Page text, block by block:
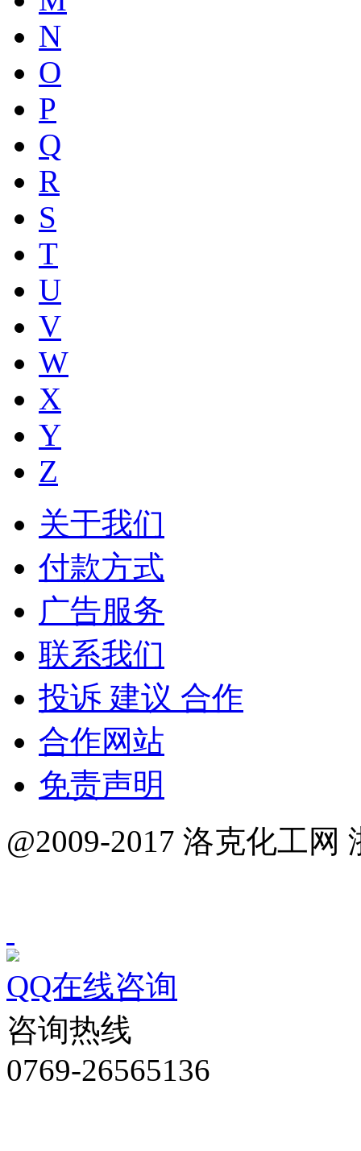
N
O
P
Q
R
S
T
U
V
W
X
Y
Z
关于我们
付款方式
广告服务
联系我们
投诉 建议 合作
合作网站
免责声明
@2009-2017 洛克化工网
QQ在线咨询
咨询热线
0769-26565136